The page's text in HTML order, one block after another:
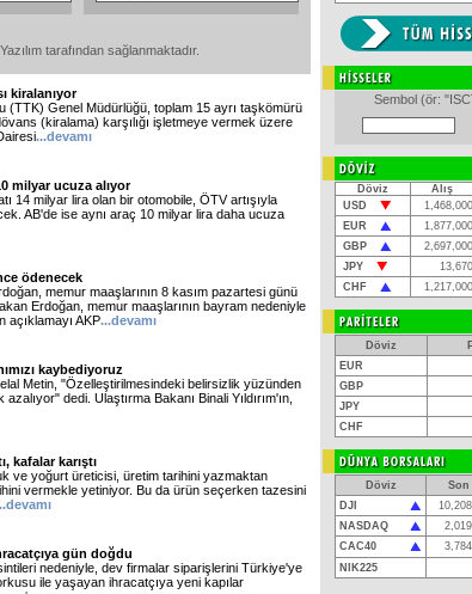
tarafından sağlanmaktadır.
kiralanıyor
(TTK) Genel Müdürlüğü, toplam 15 ayrı taşkömürü
(kiralama) karşılığı işletmeye vermek üzere
...devamı
milyar ucuza alıyor
14 milyar lira olan bir otomobile, ÖTV artışıyla
AB'de ise aynı araç 10 milyar lira daha ucuza
ödenecek
memur maaşlarının 8 kasım pazartesi günü
Erdoğan, memur maaşlarının bayram nedeniyle
açıklamayı AKP...devamı
kaybediyoruz
Metin, "Özelleştirilmesindeki belirsizlik yüzünden
dedi. Ulaştırma Bakanı Binali Yıldırım'ın,
kafalar karıştı
ve yoğurt üreticisi, üretim tarihini yazmaktan
vermekle yetiniyor. Bu da ürün seçerken tazesini
gün doğdu
nedeniyle, dev firmalar siparişlerini Türkiye'ye
ile yaşayan ihracatçıya yeni kapılar
Sembol (ör:
Döviz Alış
USD
1,468,000
EUR
1,877,000
GBP
2,697,000
JPY
13,670
CHF
1,217,000
Döviz
EUR
GBP
JPY
CHF
Döviz Son
DJI
NASDAQ
CAC40
NIK225